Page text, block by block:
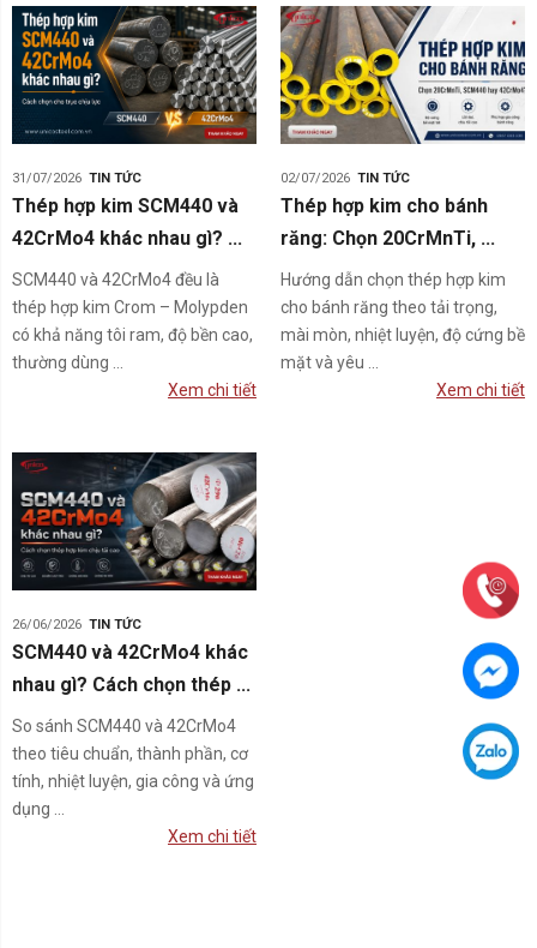
31/07/2026 TIN TỨC
Thép hợp kim SCM440 và
42CrMo4 khác nhau gì? ...
SCM440 và 42CrMo4 đều là
thép hợp kim Crom – Molypden
có khả năng tôi ram, độ bền cao,
thường dùng ...
Xem chi tiết
02/07/2026 TIN TỨC
Thép hợp kim cho bánh
răng: Chọn 20CrMnTi, ...
Hướng dẫn chọn thép hợp kim
cho bánh răng theo tải trọng,
mài mòn, nhiệt luyện, độ cứng bề
mặt và yêu ...
Xem chi tiết
26/06/2026 TIN TỨC
SCM440 và 42CrMo4 khác
nhau gì? Cách chọn thép ...
So sánh SCM440 và 42CrMo4
theo tiêu chuẩn, thành phần, cơ
tính, nhiệt luyện, gia công và ứng
dụng ...
Xem chi tiết